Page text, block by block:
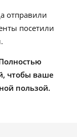
отправили
посетили
чтобы ваше
пользой.